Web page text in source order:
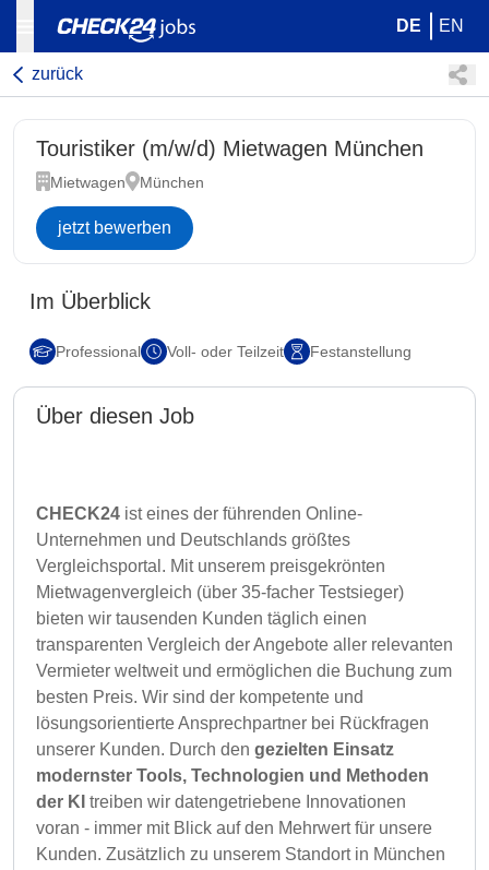
DE EN
zurück
Touristiker (m/w/d) Mietwagen München
Mietwagen München
jetzt bewerben
Im Überblick
Professional Voll- oder Teilzeit Festanstellung
Über diesen Job
CHECK24 ist eines der führenden Online-
Unternehmen und Deutschlands größtes
Vergleichsportal. Mit unserem preisgekrönten
Mietwagenvergleich (über 35-facher Testsieger)
bieten wir tausenden Kunden täglich einen
transparenten Vergleich der Angebote aller relevanten
Vermieter weltweit und ermöglichen die Buchung zum
besten Preis. Wir sind der kompetente und
lösungsorientierte Ansprechpartner bei Rückfragen
unserer Kunden. Durch den gezielten Einsatz
modernster Tools, Technologien und Methoden
der KI treiben wir datengetriebene Innovationen
voran - immer mit Blick auf den Mehrwert für unsere
Kunden. Zusätzlich zu unserem Standort in München